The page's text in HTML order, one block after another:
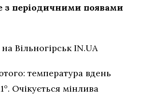
з періодичними появами
Вільногірськ IN.UA
температура вдень
Очікується мінлива